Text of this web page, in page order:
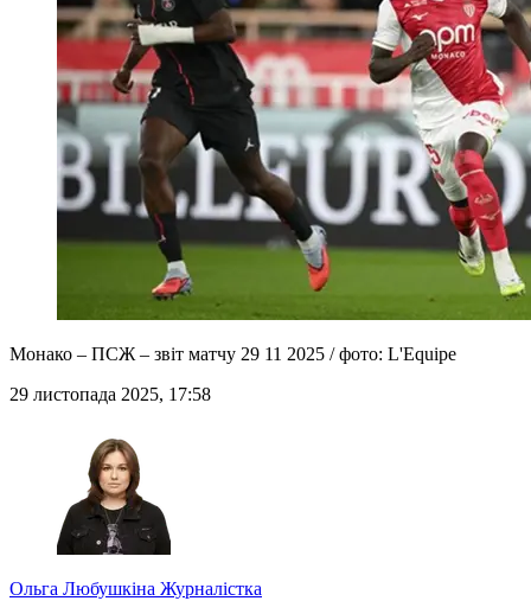
Монако – ПСЖ – звіт матчу 29 11 2025 / фото: L'Equipe
29 листопада 2025, 17:58
Ольга Любушкіна Журналістка